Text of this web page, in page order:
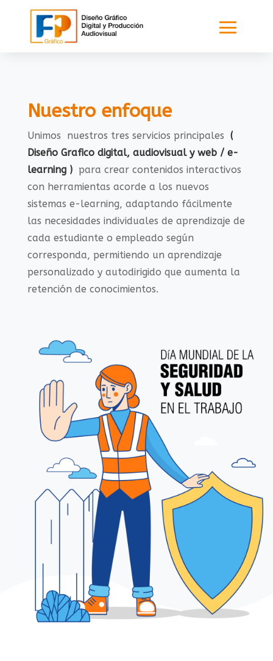
Nuestro enfoque
Unimos nuestros tres servicios principales (
Diseño Grafico digital, audiovisual y web / e-
learning ) para crear contenidos interactivos
con herramientas acorde a los nuevos
sistemas e-learning, adaptando fácilmente
las necesidades individuales de aprendizaje de
cada estudiante o empleado según
corresponda, permitiendo un aprendizaje
personalizado y autodirigido que aumenta la
retención de conocimientos.